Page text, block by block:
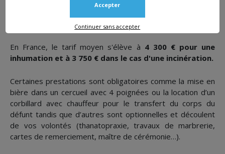
Devis obsèques ?
En France, le tarif moyen s'élève à 4 300 € pour une
inhumation et à 3 750 € dans le cas d'une incinération.
Certaines prestations sont obligatoires comme la mise en
bière dans un cercueil avec 4 poignées ou la location d’un
corbillard avec chauffeur pour le transfert du corps du
défunt tandis que d’autres sont optionnelles et découlent
de vos volontés (thanatopraxie, travaux de marbrerie,
cartes de remerciement, maître de cérémonie…).
Continuer sans accepter
Accepter